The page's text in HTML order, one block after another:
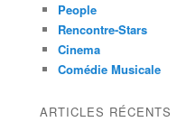
People
Rencontre-Stars
Cinema
Comédie Musicale
ARTICLES RÉCENTS